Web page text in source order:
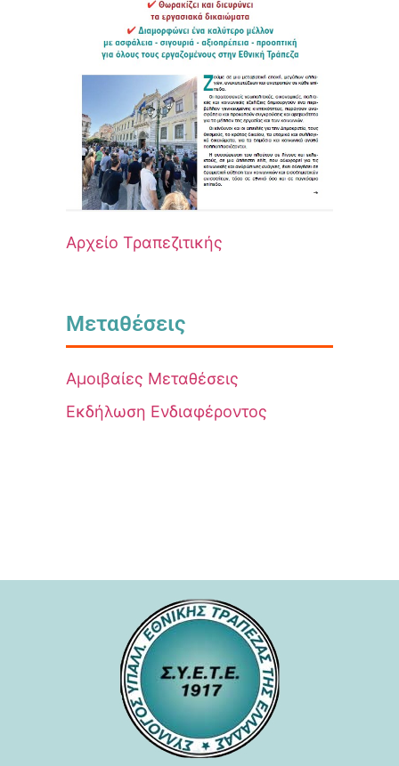
Αρχείο Τραπεζιτικής
Μεταθέσεις
Αμοιβαίες Μεταθέσεις
Εκδήλωση Ενδιαφέροντος